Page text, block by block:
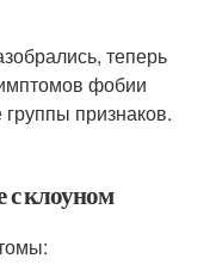
теперь
фобии
признаков.
с клоуном